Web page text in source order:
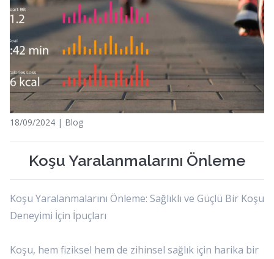
18/09/2024 | Blog
Koşu Yaralanmalarını Önleme
Koşu Yaralanmalarını Önleme: Sağlıklı ve Güçlü Bir Koşu
Deneyimi İçin İpuçları
Koşu, hem fiziksel hem de zihinsel sağlık için harika bir